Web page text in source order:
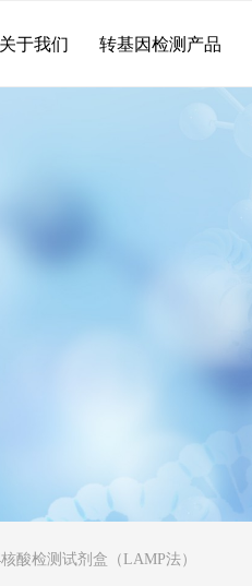
关于我们 转基因检测产品
酸检测试剂盒（LAMP法）